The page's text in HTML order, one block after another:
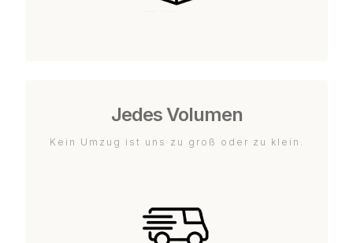
Jedes Volumen
Kein Umzug ist uns zu groß oder zu klein.